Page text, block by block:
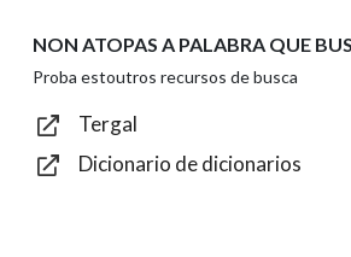
Enviar
NON ATOPAS A PALABRA QUE
Proba estoutros recursos de busca
Tergal
Dicionario de dicionarios